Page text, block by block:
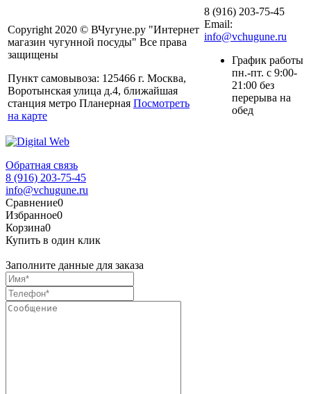
Copyright 2020 © ВЧугуне.ру "Интернет
магазин чугунной посуды" Все права
защищены
Пункт самовывоза: 125466 г. Москва,
Воротынская улица д.4, ближайшая
станция метро Планерная Посмотреть
на карте
8 (916) 203-75-45
Email:
info@vchugune.ru
График работы
пн.-пт. с 9:00-
21:00 без
перерыва на
обед
Обратная связь
8 (916) 203-75-45
info@vchugune.ru
Сравнение0
Избранное0
Корзина0
Купить в один клик
Заполните данные для заказа